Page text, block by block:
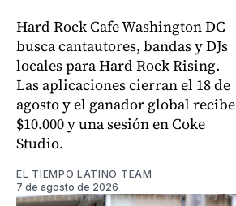
Hard Rock Cafe Washington DC
busca cantautores, bandas y DJs
locales para Hard Rock Rising.
Las aplicaciones cierran el 18 de
agosto y el ganador global recibe
$10.000 y una sesión en Coke
Studio.
EL TIEMPO LATINO TEAM
7 de agosto de 2026